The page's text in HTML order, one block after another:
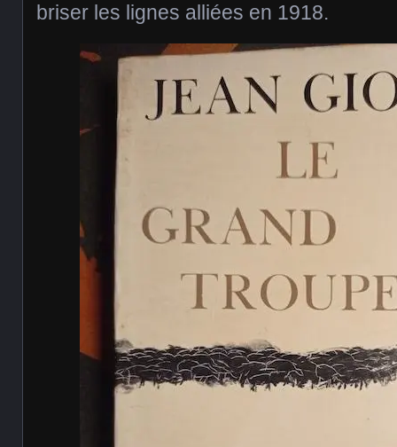
briser les lignes alliées en 1918.